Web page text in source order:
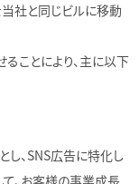
当社と同じビルに移動
ことにより、主に以下
し、SNS広告に特化し